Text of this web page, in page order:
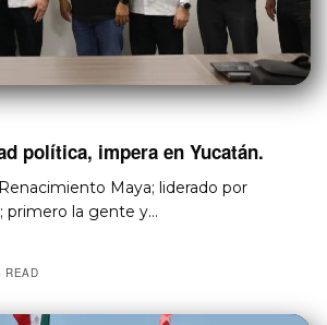
política, impera en Yucatán.
Maya; liderado por
primero la gente y…
READ